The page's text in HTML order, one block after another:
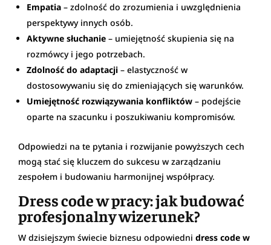
Empatia – zdolność do zrozumienia i uwzględnienia
perspektywy innych osób.
Aktywne słuchanie – umiejętność skupienia się na
rozmówcy i jego potrzebach.
Zdolność do adaptacji – elastyczność w
dostosowywaniu się do zmieniających się warunków.
Umiejętność rozwiązywania konfliktów – podejście
oparte na szacunku i poszukiwaniu kompromisów.
Odpowiedzi na te pytania i rozwijanie powyższych cech
mogą stać się kluczem do sukcesu w zarządzaniu
zespołem i budowaniu harmonijnej współpracy.
Dress code w pracy: jak budować
profesjonalny wizerunek?
W dzisiejszym świecie biznesu odpowiedni dress code w